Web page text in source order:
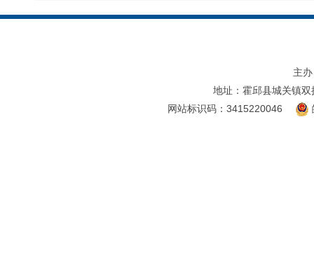
主
地址：霍邱县城关镇双
网站标识码：3415220046